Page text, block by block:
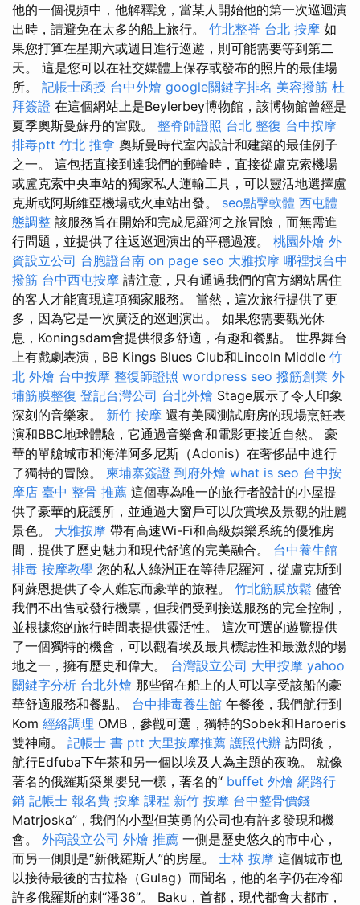
他的一個視頻中，他解釋說，當某人開始他的第一次巡迴演
出時，請避免在太多的船上旅行。 竹北整脊 台北 按摩 如
果您打算在星期六或週日進行巡遊，則可能需要等到第二
天。 這是您可以在社交媒體上保存或發布的照片​​的最佳場
所。 記帳士函授 台中外燴 google關鍵字排名 美容撥筋 杜
拜簽證 在這個網站上是Beylerbey博物館，該博物館曾經是
夏季奧斯曼蘇丹的宮殿。 整脊師證照 台北 整復 台中按摩
排毒ptt 竹北 推拿 奧斯曼時代室內設計和建築的最佳例子
之一。 這包括直接到達我們的郵輪時，直接從盧克索機場
或盧克索中央車站的獨家私人運輸工具，可以靈活地選擇盧
克斯或阿斯維亞機場或火車站出發。 seo點擊軟體 西屯體
態調整 該服務旨在開始和完成尼羅河之旅冒險，而無需進
行問題，並提供了往返巡迴演出的平穩過渡。 桃園外燴 外
資設立公司 台胞證台南 on page seo 大雅按摩 哪裡找台中
撥筋 台中西屯按摩 請注意，只有通過我們的官方網站居住
的客人才能實現這項獨家服務。 當然，這次旅行提供了更
多，因為它是一次廣泛的巡迴演出。 如果您需要觀光休
息，Koningsdam會提供很多舒適，有趣和餐點。 世界舞台
上有戲劇表演，BB Kings Blues Club和Lincoln Middle 竹
北 外燴 台中按摩 整復師證照 wordpress seo 撥筋創業 外
埔筋膜整復 登記台灣公司 台北外燴 Stage展示了令人印象
深刻的音樂家。 新竹 按摩 還有美國測試廚房的現場烹飪表
演和BBC地球體驗，它通過音樂會和電影更接近自然。 豪
華的單艙城市和海洋阿多尼斯（Adonis）在奢侈品中進行
了獨特的冒險。 柬埔寨簽證 到府外燴 what is seo 台中按
摩店 臺中 整骨 推薦 這個專為唯一的旅行者設計的小屋提
供了豪華的庇護所，並通過大窗戶可以欣賞埃及景觀的壯麗
景色。 大雅按摩 帶有高速Wi-Fi和高級娛樂系統的優雅房
間，提供了歷史魅力和現代舒適的完美融合。 台中養生館
排毒 按摩教學 您的私人綠洲正在等待尼羅河，從盧克斯到
阿蘇恩提供了令人難忘而豪華的旅程。 竹北筋膜放鬆 儘管
我們不出售或發行機票，但我們受到接送服務的完全控制，
並根據您的旅行時間表提供靈活性。 這次可選的遊覽提供
了一個獨特的機會，可以觀看埃及最具標誌性和最激烈的場
地之一，擁有歷史和偉大。 台灣設立公司 大甲按摩 yahoo
關鍵字分析 台北外燴 那些留在船上的人可以享受該船的豪
華舒適服務和餐點。 台中排毒養生館 午餐後，我們航行到
Kom 經絡調理 OMB，參觀可選，獨特的Sobek和Haroeris
雙神廟。 記帳士 書 ptt 大里按摩推薦 護照代辦 訪問後，
航行Edfuba下午茶和另一個以埃及人為主題的夜晚。 就像
著名的俄羅斯築巢嬰兒一樣，著名的“ buffet 外燴 網路行
銷 記帳士 報名費 按摩 課程 新竹 按摩 台中整骨價錢
Matrjoska”，我們的小型但英勇的公司也有許多發現和機
會。 外商設立公司 外燴 推薦 一側是歷史悠久的市中心，
而另一側則是“新俄羅斯人”的房屋。 士林 按摩 這個城市也
以接待最後的古拉格（Gulag）而聞名，他的名字仍在冷卻
許多俄羅斯的刺“潘36”。 Baku，首都，現代都會大都市，